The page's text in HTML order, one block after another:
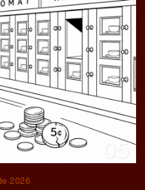
05
2026